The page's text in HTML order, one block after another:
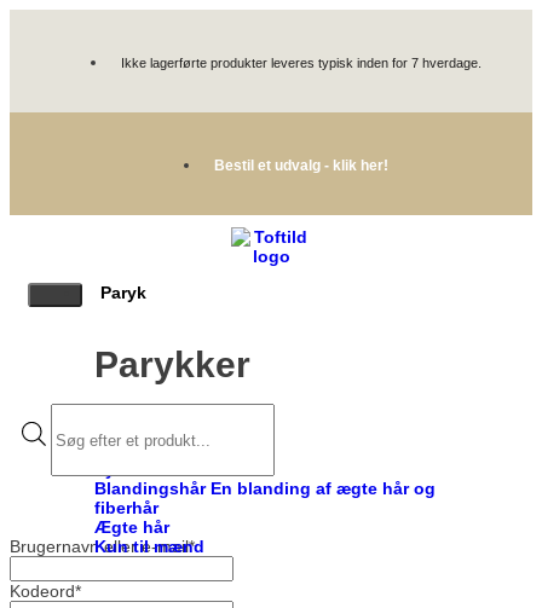
Ikke lagerførte produkter leveres typisk inden for 7 hverdage.
Bestil et udvalg - klik her!
Paryk
Parykker
Alle parykker
Blandingshår En blanding af ægte hår og
fiberhår
Ægte hår
Kun til mænd
Brugernavn eller e-mail*
Kodeord*